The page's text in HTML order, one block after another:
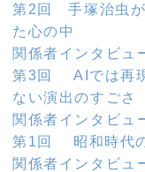
第2回 手塚治虫が
た心の中
関係者インタビ
第3回 AIでは再現
ない演出のすごさ
関係者インタビ
第1回 昭和時代
関係者インタビ